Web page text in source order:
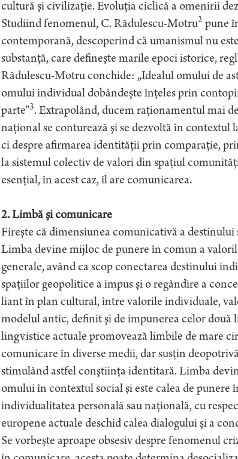
cultură şi civilizaţie. Evoluţia ciclică a omenirii
Studiind fenomenul, C. Rădulescu-Motru2 pune
contemporană, descoperind că umanismul nu
substanţă, care defineşte marile epoci istorice,
Rădulescu-Motru conchide: „Idealul omului de
omului individual dobândeşte înţeles prin
parte”3. Extrapolând, ducem raţionamentul mai
naţional se conturează şi se dezvoltă în contextul
ci despre afirmarea identităţii prin comparaţie,
la sistemul colectiv de valori din spaţiul
esenţial, în acest caz, îl are comunicarea.
2. Limbă şi comunicare
Fireşte că dimensiunea comunicativă a
Limba devine mijloc de punere în comun a
generale, având ca scop conectarea destinului
spaţiilor geopolitice a impus şi o regândire a
liant în plan cultural, între valorile individuale,
modelul antic, definit şi de impunerea celor
lingvistice actuale promovează limbile de mare
comunicare în diverse medii, dar susţin
stimulând astfel conştiinţa identitară. Limba
omului în contextul social şi este calea de
individualitatea personală sau naţională, cu
europene actuale deschid calea dialogului şi a
Se vorbeşte aproape obsesiv despre fenomenul